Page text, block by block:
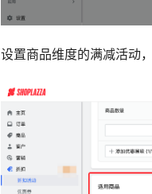
设置商品维度的满减活动